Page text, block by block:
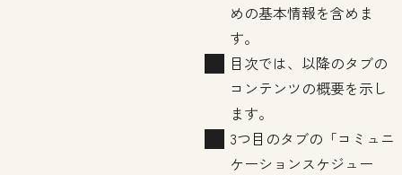
めの基本情報を含めま
す。
目次では、以降のタブの
コンテンツの概要を示し
ます。
3つ目のタブの「コミュニ
ケーションスケジュー